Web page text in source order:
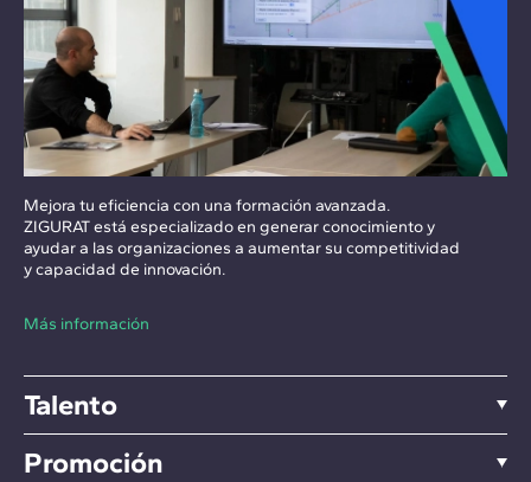
Mejora tu eficiencia con una formación avanzada.
ZIGURAT está especializado en generar conocimiento y
ayudar a las organizaciones a aumentar su competitividad
y capacidad de innovación.
Más información
Talento
Promoción